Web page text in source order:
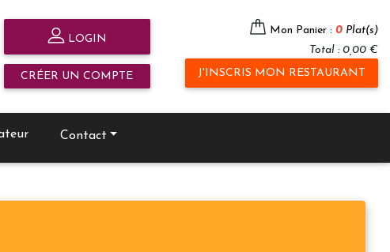
LOGIN
CRÉER UN COMPTE
Mon Panier : 0 Plat(s)
Total : 0,00 €
J'INSCRIS MON RESTAURANT
Contact